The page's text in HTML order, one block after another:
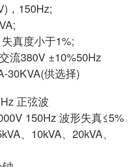
，150Hz;
真度小于1%;
流380V ±10%50Hz
30KVA(供选择)
正弦波
150Hz 波形失真≤5%
、10kVA、20kVA、